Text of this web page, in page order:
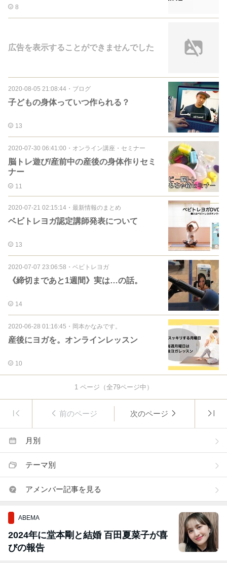
8
広告を表示することができませんでした
2020-08-05 21:08:44 ・ ブログ
子どもの身体っていつ作られる？
13
2020-07-30 06:41:00 ・ オンライン講座・セミナー
脳トレ遊び/産前中の産後の身体作りセミ
ナー
11
2020-07-21 02:15:14 ・ 最新情報のまとめ
ベビトレヨガ認定講師発表について
13
2020-07-07 23:06:58 ・ ベビトレヨガ
《締切まであと1週間》実は…の話。
14
2020-06-28 01:16:45 ・ 岡本かなみです。
産後にヨガを。オンラインレッスン
10
1ページ（全79ページ中）
前のページ 次のページ
月別
テーマ別
アメンバー記事を見る
ABEMA
2024年に堂本剛と結婚 百田夏菜子が喜
びの報告